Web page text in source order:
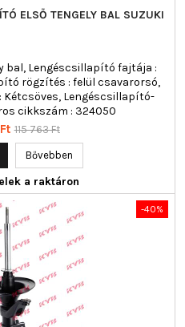
ELSŐ TENGELY BAL SUZUKI
bal, Lengéscsillapító fajtája :
rögzítés : felül csavarorsó,
Lengéscsillapító-
cikkszám : 324050
Normál
115 763 Ft
Bővebben
a raktáron
-40%